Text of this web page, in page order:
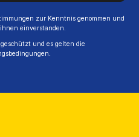
zur Kenntnis genommen und
einverstanden.
und es gelten die
.